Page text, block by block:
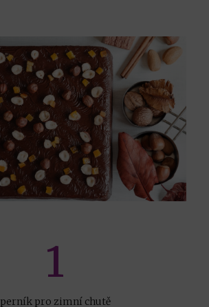
1
perník pro zimní chutě